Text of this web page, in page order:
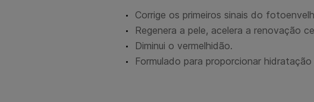
Corrige os primeiros sinais do
Regenera a pele, acelera a renovação
Diminui o vermelhidão.
Formulado para proporcionar